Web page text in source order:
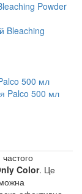
Powder
500 мл
Color. Це